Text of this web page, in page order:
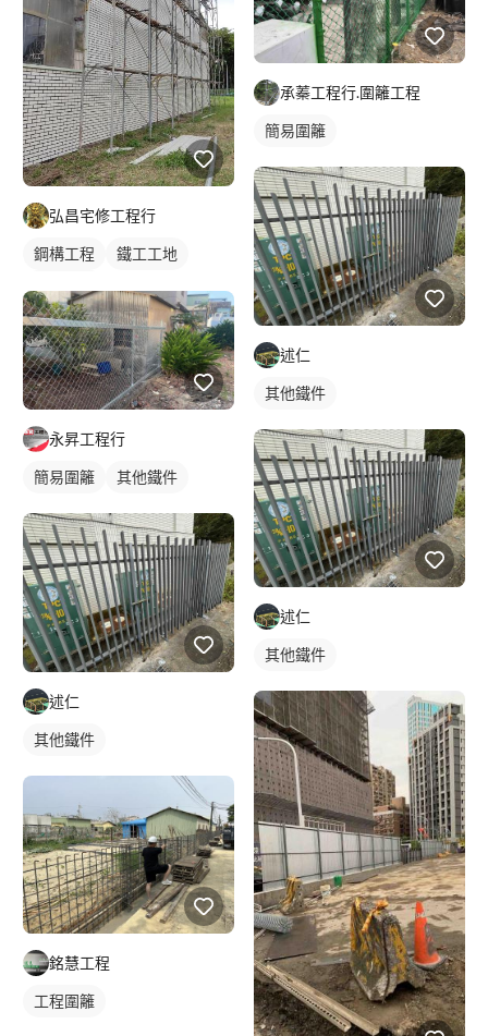
弘昌宅修工程行
鋼構工程
鐵工工地
永昇工程行
簡易圍籬 其他鐵件
述仁
其他鐵件
銘慧工程
工程圍籬
承蓁工程行.圍籬工程
簡易圍籬
述仁
其他鐵件
述仁
其他鐵件